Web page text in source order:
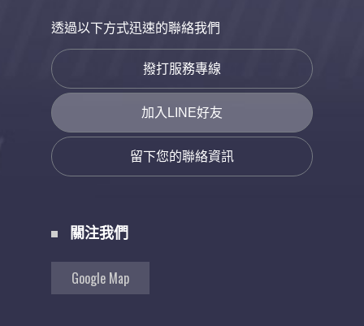
透過以下方式迅速的聯絡我們
撥打服務專線
加入LINE好友
留下您的聯絡資訊
關注我們
Google Map